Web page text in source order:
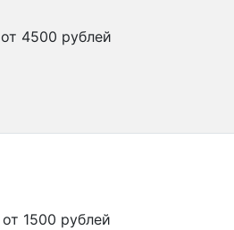
от 4500 рублей
от 1500 рублей